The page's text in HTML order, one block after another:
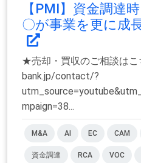
【PMI】資金調達
〇が事業を更に成
★売却・買収のご相談は
bank.jp/contact/?
mpaign=38...
M&A AI EC CAM
資金調達 RCA VOC